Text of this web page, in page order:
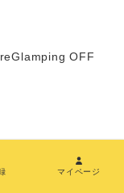
OFF
マイページ